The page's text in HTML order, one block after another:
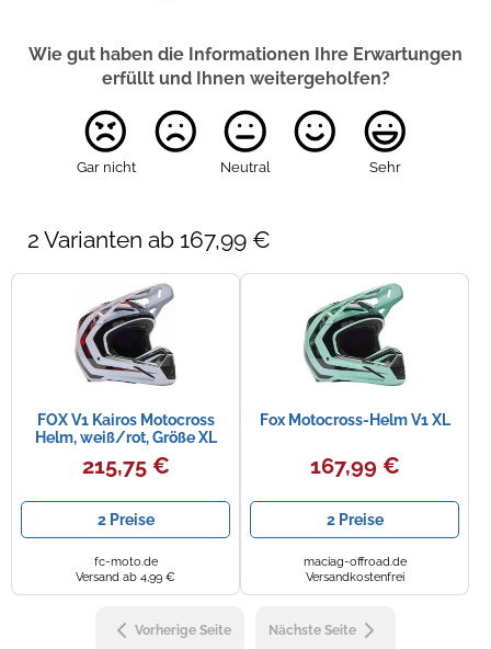
Wie gut haben die Informationen Ihre Erwartungen
erfüllt und Ihnen weitergeholfen?
Gar nicht Neutral Sehr
2 Varianten ab 167,99 €
FOX V1 Kairos Motocross
Helm, weiß/rot, Größe XL
215,75 €
2 Preise
fc-moto.de
Versand ab 4,99 €
Fox Motocross-Helm V1 XL
167,99 €
2 Preise
maciag-offroad.de
Versandkostenfrei
Vorherige Seite Nächste Seite